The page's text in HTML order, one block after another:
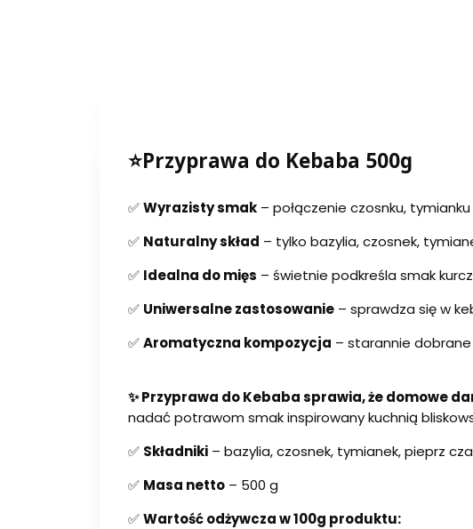
⭐Przyprawa do Kebaba 500g
✅Wyrazisty smak – połączenie czosnku,
✅ Naturalny skład – tylko bazylia, czosnek,
✅ Idealna do mięs – świetnie podkreśla smak
✅ Uniwersalne zastosowanie – sprawdza się w
✅Aromatyczna kompozycja – starannie dobrane
✨ Przyprawa do Kebaba sprawia, że domowe
nadać potrawom smak inspirowany kuchnią
✅ Składniki – bazylia, czosnek, tymianek, pieprz
✅ Masa netto – 500 g
✅Wartość odżywcza w 100g produktu: